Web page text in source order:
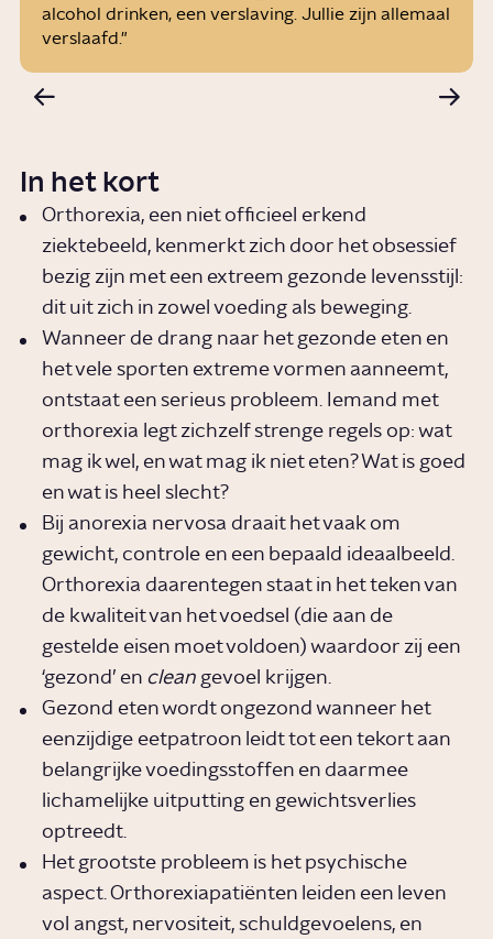
alcohol drinken, een verslaving. Jullie zijn allemaal
verslaafd."
In het kort
Orthorexia, een niet officieel erkend
ziektebeeld, kenmerkt zich door het obsessief
bezig zijn met een extreem gezonde levensstijl:
dit uit zich in zowel voeding als beweging.
Wanneer de drang naar het gezonde eten en
het vele sporten extreme vormen aanneemt,
ontstaat een serieus probleem. Iemand met
orthorexia legt zichzelf strenge regels op: wat
mag ik wel, en wat mag ik niet eten? Wat is goed
en wat is heel slecht?
Bij anorexia nervosa draait het vaak om
gewicht, controle en een bepaald ideaalbeeld.
Orthorexia daarentegen staat in het teken van
de kwaliteit van het voedsel (die aan de
gestelde eisen moet voldoen) waardoor zij een
‘gezond’ en clean gevoel krijgen.
Gezond eten wordt ongezond wanneer het
eenzijdige eetpatroon leidt tot een tekort aan
belangrijke voedingsstoffen en daarmee
lichamelijke uitputting en gewichtsverlies
optreedt.
Het grootste probleem is het psychische
aspect. Orthorexiapatiënten leiden een leven
vol angst, nervositeit, schuldgevoelens, en